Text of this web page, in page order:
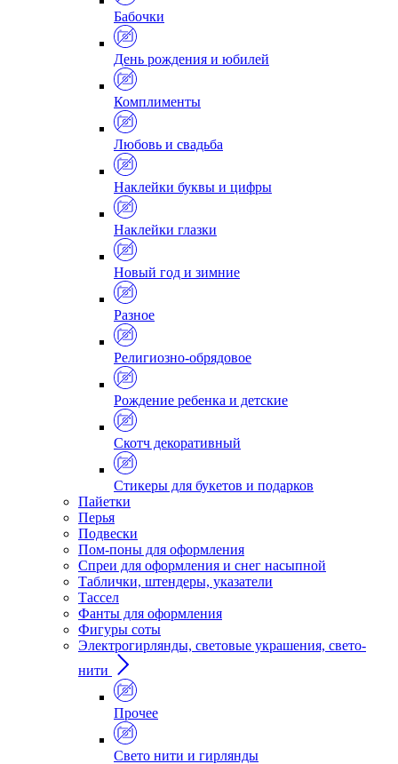
Бабочки
День рождения и юбилей
Комплименты
Любовь и свадьба
Наклейки буквы и цифры
Наклейки глазки
Новый год и зимние
Разное
Религиозно-обрядовое
Рождение ребенка и детские
Скотч декоративный
Стикеры для букетов и подарков
Пайетки
Перья
Подвески
Пом-поны для оформления
Спреи для оформления и снег насыпной
Таблички, штендеры, указатели
Тассел
Фанты для оформления
Фигуры соты
Электрогирлянды, световые украшения, свето-
нити
Прочее
Свето нити и гирлянды